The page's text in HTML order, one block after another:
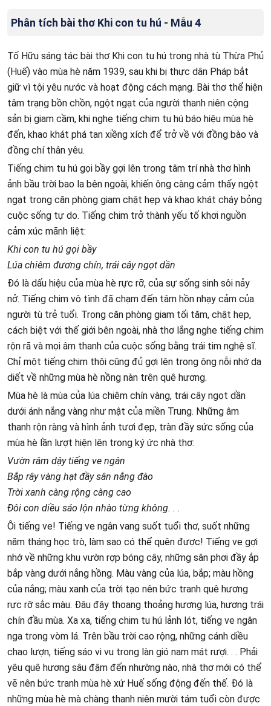
Phân tích bài thơ Khi con tu hú - Mẫu 4
Tố Hữu sáng tác bài thơ Khi con tu hú trong nhà tù Thừa Phủ
(Huế) vào mùa hè năm 1939, sau khi bị thực dân Pháp bắt
giữ vì tội yêu nước và hoạt động cách mạng. Bài thơ thể hiện
tâm trạng bồn chồn, ngột ngạt của người thanh niên cộng
sản bị giam cầm, khi nghe tiếng chim tu hú báo hiệu mùa hè
đến, khao khát phá tan xiềng xích để trở về với đồng bào và
đồng chí thân yêu.
Tiếng chim tu hú gọi bầy gợi lên trong tâm trí nhà thơ hình
ảnh bầu trời bao la bên ngoài, khiến ông càng cảm thấy ngột
ngạt trong căn phòng giam chật hẹp và khao khát cháy bỏng
cuộc sống tự do. Tiếng chim trở thành yếu tố khơi nguồn
cảm xúc mãnh liệt:
Khi con tu hú gọi bầy
Lúa chiêm đương chín, trái cây ngọt dần
Đó là dấu hiệu của mùa hè rực rỡ, của sự sống sinh sôi nảy
nở. Tiếng chim vô tình đã chạm đến tâm hồn nhạy cảm của
người tù trẻ tuổi. Trong căn phòng giam tối tăm, chật hẹp,
cách biệt với thế giới bên ngoài, nhà thơ lắng nghe tiếng chim
rộn rã và mọi âm thanh của cuộc sống bằng trái tim nghệ sĩ.
Chỉ một tiếng chim thôi cũng đủ gợi lên trong ông nỗi nhớ da
diết về những mùa hè nồng nàn trên quê hương.
Mùa hè là mùa của lúa chiêm chín vàng, trái cây ngọt dần
dưới ánh nắng vàng như mật của miền Trung. Những âm
thanh rộn ràng và hình ảnh tươi đẹp, tràn đầy sức sống của
mùa hè lần lượt hiện lên trong ký ức nhà thơ:
Vườn râm dậy tiếng ve ngân
Bắp rây vàng hạt đầy sân nắng đào
Trời xanh càng rộng càng cao
Đôi con diều sáo lộn nhào từng không. . .
Ôi tiếng ve! Tiếng ve ngân vang suốt tuổi thơ, suốt những
năm tháng học trò, làm sao có thể quên được! Tiếng ve gợi
nhớ về những khu vườn rợp bóng cây, những sân phơi đầy ắp
bắp vàng dưới nắng hồng. Màu vàng của lúa, bắp; màu hồng
của nắng; màu xanh của trời tạo nên bức tranh quê hương
rực rỡ sắc màu. Đâu đây thoang thoảng hương lúa, hương trái
chín đầu mùa. Xa xa, tiếng chim tu hú lảnh lót, tiếng ve ngân
nga trong vòm lá. Trên bầu trời cao rộng, những cánh diều
chao lượn, tiếng sáo vi vu trong làn gió nam mát rượi. . . Phải
yêu quê hương sâu đậm đến nhường nào, nhà thơ mới có thể
vẽ nên bức tranh mùa hè xứ Huế sống động đến thế. Đó là
những mùa hè mà chàng thanh niên mười tám tuổi còn được